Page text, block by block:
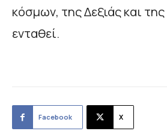
κόσμων, της Δεξιάς και
ενταθεί.
Facebook X